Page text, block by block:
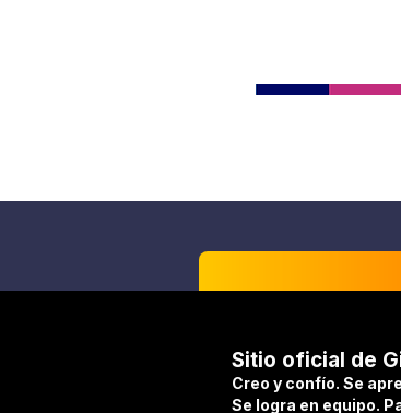
Sitio oficial de
Creo y confío. Se
Se logra en equipo.